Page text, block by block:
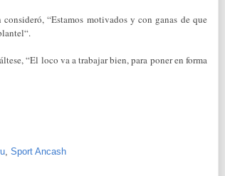
“Estamos motivados y con ganas de que
“El loco va a trabajar bien, para poner en forma
Sport Ancash